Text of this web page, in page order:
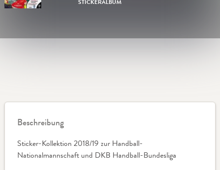
STICKERALBUM
Beschreibung
Sticker-Kollektion 2018/19 zur Handball-
Nationalmannschaft und DKB Handball-Bundesliga